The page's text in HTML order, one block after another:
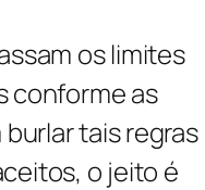
os limites
conforme as
tais regras
o jeito é